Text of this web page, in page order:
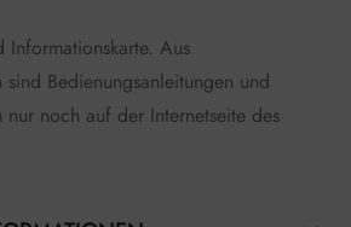
Informationskarte. Aus
sind Bedienungsanleitungen und
noch auf der Internetseite des